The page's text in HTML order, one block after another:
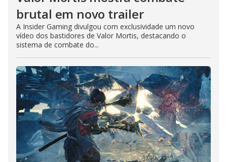
brutal em novo trailer
A Insider Gaming divulgou com exclusividade um novo
vídeo dos bastidores de Valor Mortis, destacando o
sistema de combate do...